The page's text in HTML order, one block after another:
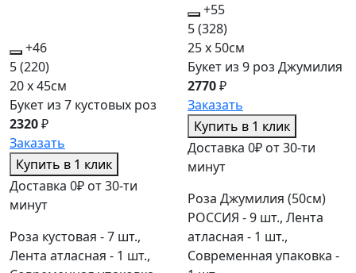
+46
5(220)
20 x 45см
Букет из 7 кустовых роз
2320₽
Заказать
Купить в 1 клик
Доставка 0₽ от 30-ти
минут
Роза кустовая - 7 шт.,
Лента атласная - 1 шт.,
+55
5(328)
25 x 50см
Букет из 9 роз Джумилия
2770₽
Заказать
Купить в 1 клик
Доставка 0₽ от 30-ти
минут
Роза Джумилия (50см)
РОССИЯ - 9 шт., Лента
атласная - 1 шт.,
Современная упаковка -